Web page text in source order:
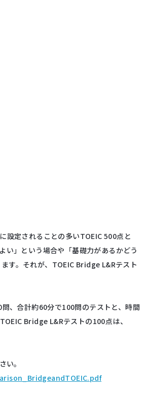
設定されることの多いTOEIC 500点と
い」という場合や「基礎力があるかどう
す。それが、TOEIC Bridge L&Rテスト
、合計約60分で100問のテストと、時間
Bridge L&Rテストの100点は、
。